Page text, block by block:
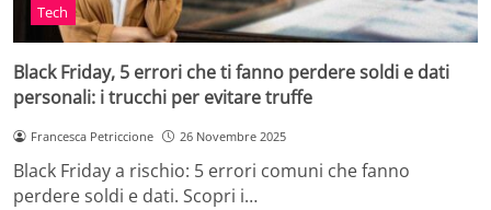
Tech
Black Friday, 5 errori che ti fanno perdere soldi e dati
personali: i trucchi per evitare truffe
Francesca Petriccione 26 Novembre 2025
Black Friday a rischio: 5 errori comuni che fanno
perdere soldi e dati. Scopri i…